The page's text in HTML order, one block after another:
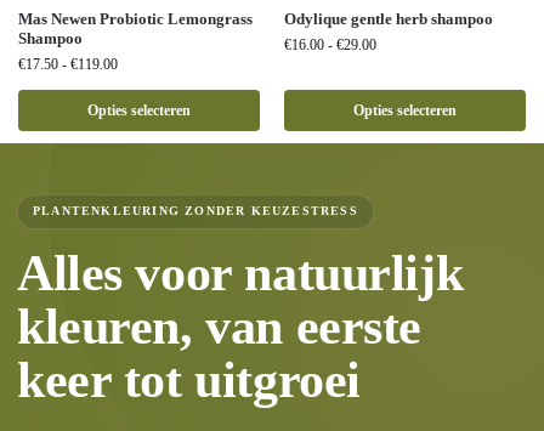
Mas Newen Probiotic Lemongrass
Shampoo
€17.50 - €119.00
Opties selecteren
Odylique gentle herb shampoo
€16.00 - €29.00
Opties selecteren
PLANTENKLEURING ZONDER KEUZESTRESS
Alles voor natuurlijk
kleuren, van eerste
keer tot uitgroei